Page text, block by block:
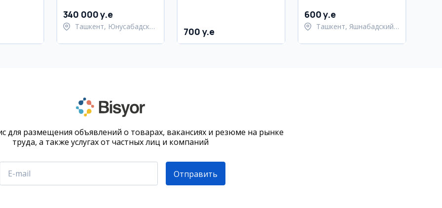
район
340 000 y.e
Ташкент, Юнусабадский
700 y.e
метро Алмас
600 y.e
Ташкент, Яшнабадский
для размещения объявлений о товарах, вакансиях и резюме на рынке
труда, а также услугах от частных лиц и компаний
Отправить